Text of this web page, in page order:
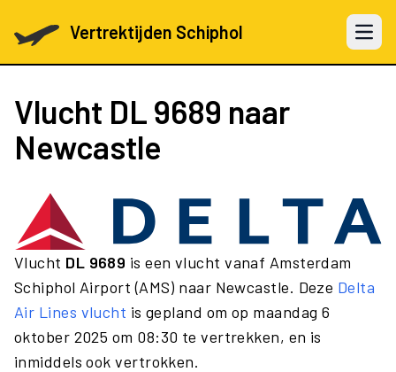
Vertrektijden Schiphol Open
Vlucht DL 9689 naar
Newcastle
Vlucht DL 9689 is een vlucht vanaf Amsterdam
Schiphol Airport (AMS) naar Newcastle. Deze Delta
Air Lines vlucht is gepland om op maandag 6
oktober 2025 om 08:30 te vertrekken, en is
inmiddels ook vertrokken.